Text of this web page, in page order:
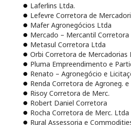
Laferlins Ltda.
Lefevre Corretora de
Mafer Agronegócios Ltda
Mercado – Mercantil Corretora
Metasul Corretora Ltda
Orbi Corretora de Mercadorias
Pluma Empreendimento e
Renato – Agronegócio e
Renda Corretora de Agroneg.
Risoy Corretora de Merc.
Robert Daniel Corretora
Rocha Corretora de Merc. Ltda
Rural Assessoria e